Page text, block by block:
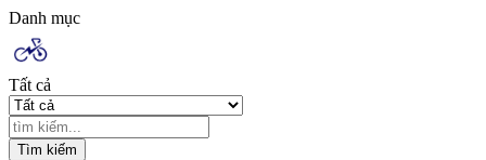
Danh mục
Tất cả
Tìm kiếm